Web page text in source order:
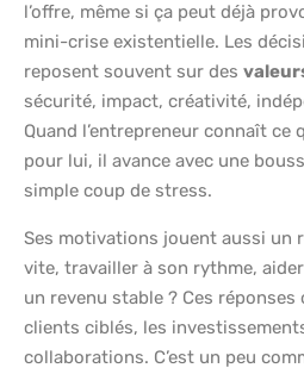
l’offre, même si ça peut déjà
mini-crise existentielle. Les
reposent souvent sur des
sécurité, impact, créativité,
Quand l’entrepreneur connaît ce
pour lui, il avance avec une
simple coup de stress.
Ses motivations jouent aussi un
vite, travailler à son rythme,
un revenu stable ? Ces
clients ciblés, les
collaborations. C’est un peu